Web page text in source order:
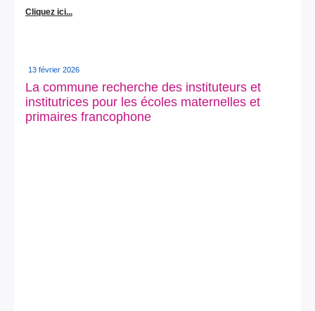
Cliquez ici...
13 février 2026
La commune recherche des instituteurs et
institutrices pour les écoles maternelles et
primaires francophone